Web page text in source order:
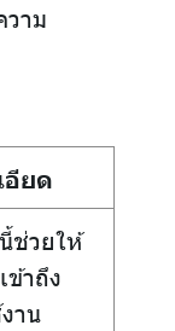
าม
อียด
ช่วยให้
ข้าถึง
าน